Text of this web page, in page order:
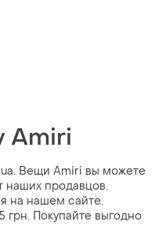
Amiri
Вещи Amiri вы можете
наших продавцов.
на нашем сайте.
грн. Покупайте выгодно